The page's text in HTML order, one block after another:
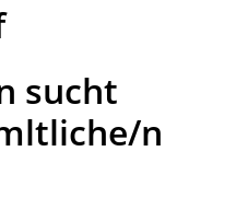
sucht
n